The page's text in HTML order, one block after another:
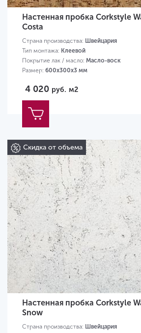
Настенная пробка Corkstyle
Costa
Страна производства: Швейцария
Тип монтажа: Клеевой
Покрытие лак / масло: Масло-воск
Размер: 600х300х3 мм
4 020 руб. м2
Скидка от объема
Настенная пробка Corkstyle
Snow
Страна производства: Швейцария